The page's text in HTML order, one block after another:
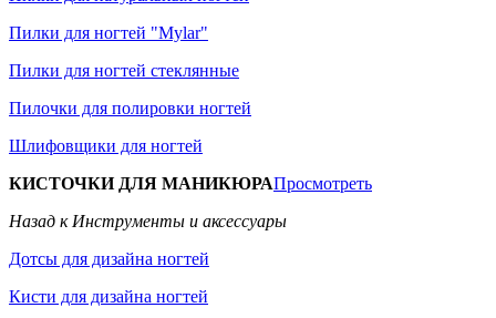
Пилки для ногтей "Mylar"
Пилки для ногтей стеклянные
Пилочки для полировки ногтей
Шлифовщики для ногтей
КИСТОЧКИ ДЛЯ МАНИКЮРАПросмотреть
Назад к Инструменты и аксессуары
Дотсы для дизайна ногтей
Кисти для дизайна ногтей